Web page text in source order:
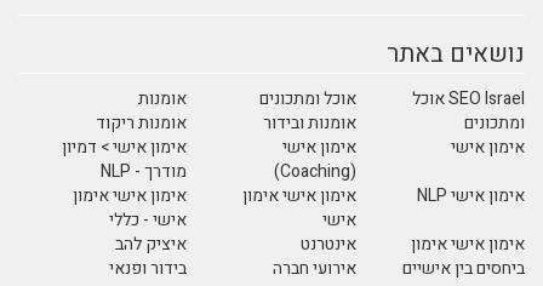
נושאים באתר
SEO Israel אוכל
ומתכונים
אוכל ומתכונים
אומנות
אומנות ובידור
אומנות ריקוד
אימון אישי
אימון אישי
(Coaching)
אימון אישי > דמיון
מודרך - NLP
אימון אישי NLP
אימון אישי אימון
אישי
אימון אישי אימון
אישי - כללי
אימון אישי אימון
ביחסים בין אישיים
אינטרנט
איציק להב
אירועי חברה
בידור ופנאי